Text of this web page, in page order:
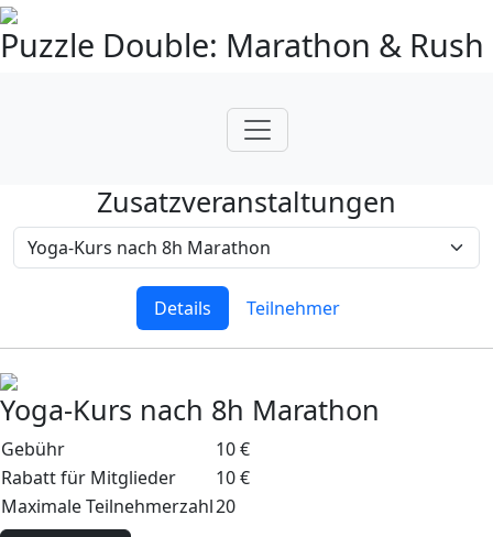
Puzzle Double: Marathon & Rush
Zusatzveranstaltungen
Details Teilnehmer
Yoga-Kurs nach 8h Marathon
Gebühr
10 €
Rabatt für Mitglieder
10 €
Maximale Teilnehmerzahl20